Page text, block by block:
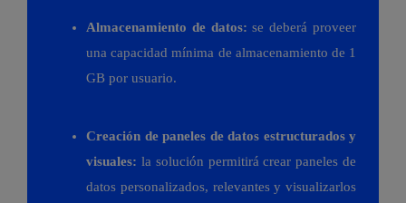
Almacenamiento de datos:se deberá proveer
una capacidad mínima de almacenamiento de 1
GB por usuario.
Creación de paneles de datos estructurados y
visuales: la solución permitirá crear paneles de
datos personalizados, relevantes y visualizarlos